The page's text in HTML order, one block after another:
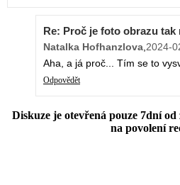
Re: Proč je foto obrazu tak
Natalka Hofhanzlova,2024-
Aha, a já proč... Tím se to
Odpovědět
Diskuze je otevřená pouze 7dní
na povolení